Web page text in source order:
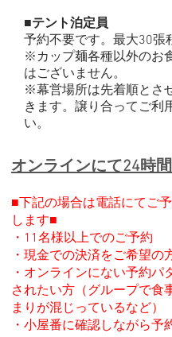
■テント泊定員
予約不要です。最大30張
※カップ麺各種以外のお
はございません。
※幕営場所は先着順とさ
きます。譲り合ってご利
い。
オンラインにて24時
■下記の場合は電話にてご
します■
・11名様以上でのご予約
・ 現金での決済をご希望の
・オンラインにない予約パ
されたい方（グループで食
まりが混じっているなど）
・小屋番に確認しながら予